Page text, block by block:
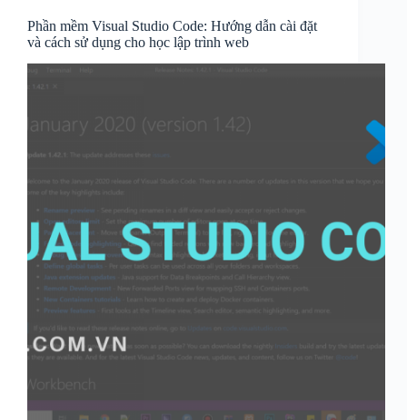
Phần mềm Visual Studio Code: Hướng dẫn cài đặt
và cách sử dụng cho học lập trình web